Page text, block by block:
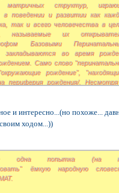
матричных структур,
в поведении и развитии как
так и всего человечества в
называемые их
Базовыми
во время
Само слово
рождение",
периферия рождения/.
сознания и, вследствие этого.
и интересно...(но похоже...
ходом...))
одна попытка (на
ёмкую народную